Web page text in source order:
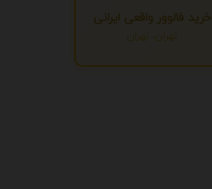
خرید فالوور واقعی ایرانی
تهران، تهران